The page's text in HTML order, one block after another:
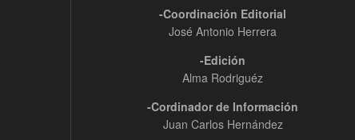
-Coordinación Editorial
José Antonio Herrera
-Edición
Alma Rodriguéz
-Cordinador de Información
Juan Carlos Hernández